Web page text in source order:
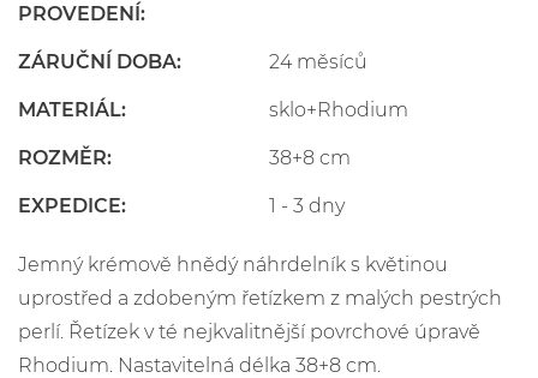
PROVEDENÍ:
ZÁRUČNÍ DOBA: 24 měsíců
MATERIÁL: sklo+Rhodium
ROZMĚR: 38+8 cm
EXPEDICE: 1 - 3 dny
Jemný krémově hnědý náhrdelník s květinou
uprostřed a zdobeným řetízkem z malých pestrých
perlí. Řetízek v té nejkvalitnější povrchové úpravě
Rhodium. Nastavitelná délka 38+8 cm.